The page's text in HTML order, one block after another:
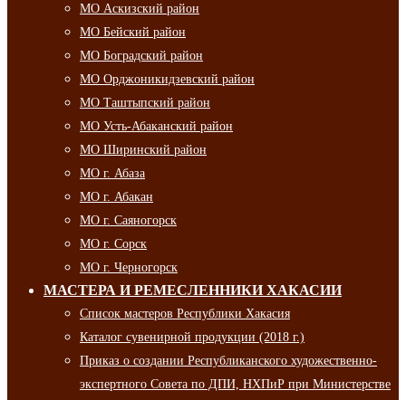
МО Аскизский район
МО Бейский район
МО Боградский район
МО Орджоникидзевский район
МО Таштыпский район
МО Усть-Абаканский район
МО Ширинский район
МО г. Абаза
МО г. Абакан
МО г. Саяногорск
МО г. Сорск
МО г. Черногорск
МАСТЕРА И РЕМЕСЛЕННИКИ ХАКАСИИ
Список мастеров Республики Хакасия
Каталог сувенирной продукции (2018 г.)
Приказ о создании Республиканского художественно-
экспертного Совета по ДПИ, НХПиР при Министерстве